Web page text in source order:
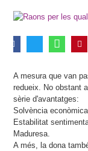
A mesura que van
redueix. No obstant
sèrie d'avantatges:
Solvència
Estabilitat
Maduresa.
A més, la dona